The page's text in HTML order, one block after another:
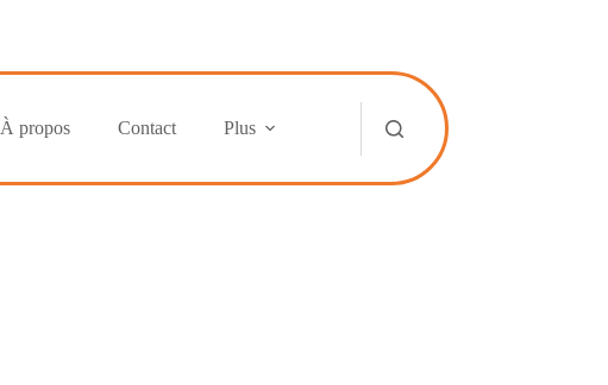
À propos Contact Plus